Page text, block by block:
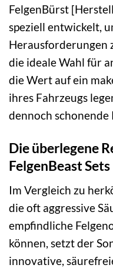
FelgenBürst
speziell entwickelt,
Herausforderungen
die ideale Wahl für
die Wert auf ein
ihres Fahrzeugs
dennoch schonende
Die überlegene
FelgenBeast Sets
Im Vergleich zu
die oft aggressive
empfindliche
können, setzt der
innovative,